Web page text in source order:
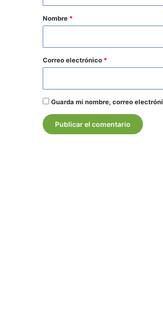
r
o
*
Nombre *
Correo electrónico *
Guarda mi nombre, correo